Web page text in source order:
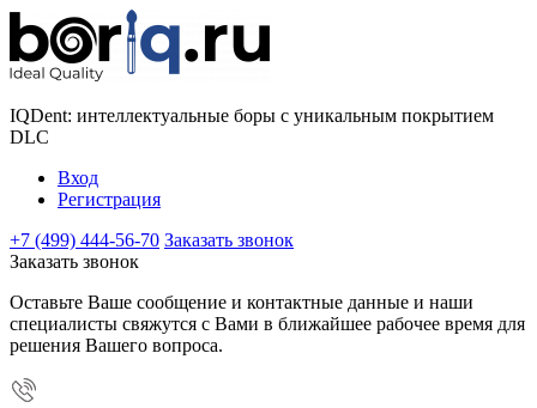
IQDent: интеллектуальные боры с уникальным покрытием
DLC
Вход
Регистрация
+7 (499) 444-56-70 Заказать звонок
Заказать звонок
Оставьте Ваше сообщение и контактные данные и наши
специалисты свяжутся с Вами в ближайшее рабочее время для
решения Вашего вопроса.